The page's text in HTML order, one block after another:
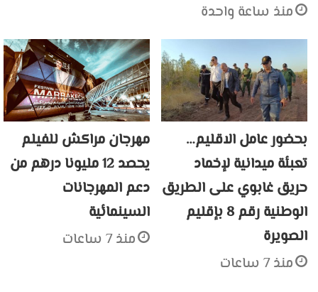
منذ ساعة واحدة
بحضور عامل الاقليم…
تعبئة ميدانية لإخماد
حريق غابوي على الطريق
الوطنية رقم 8 بإقليم
الصويرة
منذ 7 ساعات
مهرجان مراكش للفيلم
يحصد 12 مليونا درهم من
دعم المهرجانات
السينمائية
منذ 7 ساعات